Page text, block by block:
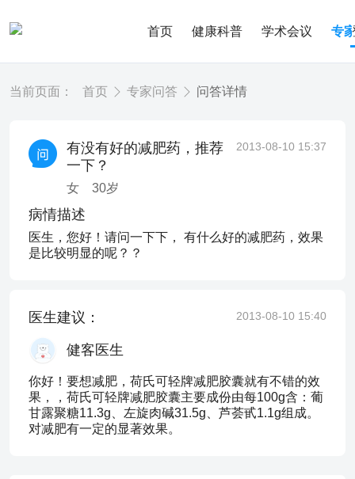
首页 健康科普 学术会议 专
当前页面： 首页 专家问答 问答详情
有没有好的减肥药，推荐
一下？
女 30岁
2013-08-10 15:37
病情描述
医生，您好！请问一下下， 有什么好的减肥药，效果
是比较明显的呢？？
医生建议： 2013-08-10 15:40
健客医生
你好！要想减肥，荷氏可轻牌减肥胶囊就有不错的效
果，，荷氏可轻牌减肥胶囊主要成份由每100g含：葡
甘露聚糖11.3g、左旋肉碱31.5g、芦荟甙1.1g组成。
对减肥有一定的显著效果。